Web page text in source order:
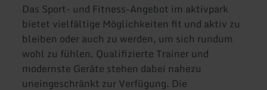
Das Sport- und Fitness-Angebot im aktivpark
bietet vielfältige Möglichkeiten fit und aktiv zu
bleiben oder auch zu werden, um sich rundum
wohl zu fühlen. Qualifizierte Trainer und
modernste Geräte stehen dabei nahezu
uneingeschränkt zur Verfügung. Die